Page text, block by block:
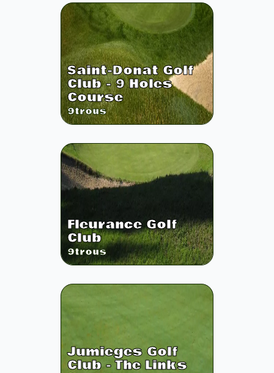
Saint-Donat Golf
Club - 9 Holes
Course
9trous
Fleurance Golf
Club
9trous
Jumieges Golf
Club - The Links